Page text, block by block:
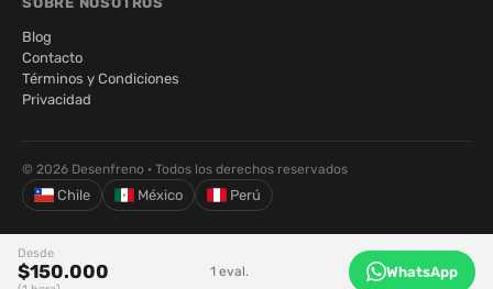
Desde
$150.000 1 eval. WhatsApp
Blog
Contacto
Términos y Condiciones
Privacidad
© 2026 Desenfreno · Todos los derechos reservados
Chile México Perú